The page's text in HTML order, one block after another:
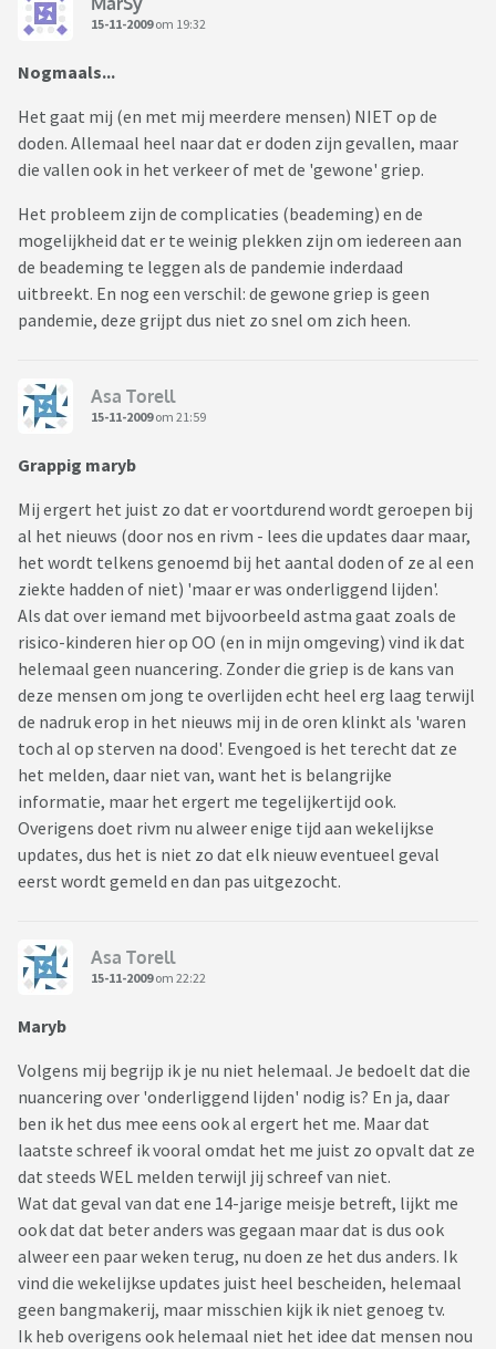
15-11-2009om 19:32
Nogmaals...
Het gaat mij (en met mij meerdere mensen) NIET op de
doden. Allemaal heel naar dat er doden zijn gevallen, maar
die vallen ook in het verkeer of met de 'gewone' griep.
Het probleem zijn de complicaties (beademing) en de
mogelijkheid dat er te weinig plekken zijn om iedereen aan
de beademing te leggen als de pandemie inderdaad
uitbreekt. En nog een verschil: de gewone griep is geen
pandemie, deze grijpt dus niet zo snel om zich heen.
Asa Torell
15-11-2009om 21:59
Grappig maryb
Mij ergert het juist zo dat er voortdurend wordt geroepen bij
al het nieuws (door nos en rivm - lees die updates daar maar,
het wordt telkens genoemd bij het aantal doden of ze al een
ziekte hadden of niet) 'maar er was onderliggend lijden'.
Als dat over iemand met bijvoorbeeld astma gaat zoals de
risico-kinderen hier op OO (en in mijn omgeving) vind ik dat
helemaal geen nuancering. Zonder die griep is de kans van
deze mensen om jong te overlijden echt heel erg laag terwijl
de nadruk erop in het nieuws mij in de oren klinkt als 'waren
toch al op sterven na dood'. Evengoed is het terecht dat ze
het melden, daar niet van, want het is belangrijke
informatie, maar het ergert me tegelijkertijd ook.
Overigens doet rivm nu alweer enige tijd aan wekelijkse
updates, dus het is niet zo dat elk nieuw eventueel geval
eerst wordt gemeld en dan pas uitgezocht.
Asa Torell
15-11-2009om 22:22
Maryb
Volgens mij begrijp ik je nu niet helemaal. Je bedoelt dat die
nuancering over 'onderliggend lijden' nodig is? En ja, daar
ben ik het dus mee eens ook al ergert het me. Maar dat
laatste schreef ik vooral omdat het me juist zo opvalt dat ze
dat steeds WEL melden terwijl jij schreef van niet.
Wat dat geval van dat ene 14-jarige meisje betreft, lijkt me
ook dat dat beter anders was gegaan maar dat is dus ook
alweer een paar weken terug, nu doen ze het dus anders. Ik
vind die wekelijkse updates juist heel bescheiden, helemaal
geen bangmakerij, maar misschien kijk ik niet genoeg tv.
Ik heb overigens ook helemaal niet het idee dat mensen nou